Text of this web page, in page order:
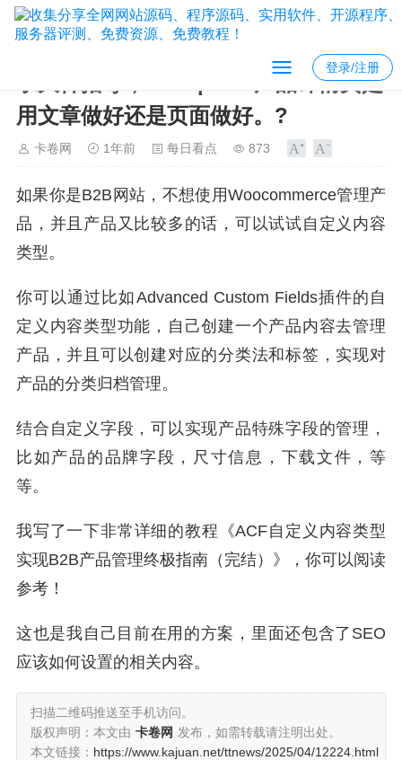
登录/注册
求大神指导，wordpress产品详情页是
用文章做好还是页面做好。?
卡卷网 1年前 每日看点 873
如果你是B2B网站，不想使用Woocommerce管理产
品，并且产品又比较多的话，可以试试自定义内容
类型。
你可以通过比如Advanced Custom Fields插件的自
定义内容类型功能，自己创建一个产品内容去管理
产品，并且可以创建对应的分类法和标签，实现对
产品的分类归档管理。
结合自定义字段，可以实现产品特殊字段的管理，
比如产品的品牌字段，尺寸信息，下载文件，等
等。
我写了一下非常详细的教程《ACF自定义内容类型
实现B2B产品管理终极指南（完结）》，你可以阅读
参考！
这也是我自己目前在用的方案，里面还包含了SEO
应该如何设置的相关内容。
扫描二维码推送至手机访问。
版权声明：本文由 卡卷网 发布，如需转载请注明出处。
本文链接： https://www.kajuan.net/ttnews/2025/04/12224.html